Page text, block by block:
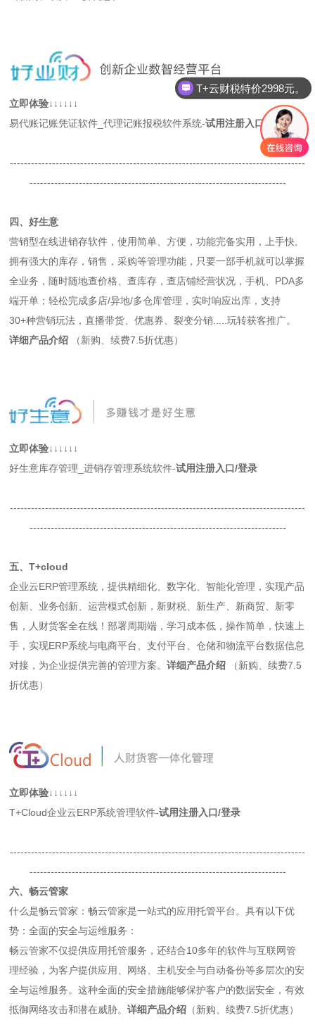
立即体验↓↓↓↓↓↓
易代账记账凭证软件_代理记账报税软件系统-试用注册入口 /登录
------------------------------------------------------------------------------------
-------------------------------------------------------------------------
四、好生意
营销型在线进销存软件，使用简单、方便，功能完备实用，上手快,
拥有强大的库存，销售，采购等管理功能，只要一部手机就可以掌握
全业务，随时随地查价格、查库存，查店铺经营状况，手机、PDA多
端开单；轻松完成多店/异地/多仓库管理，实时响应出库，支持
30+种营销玩法，直播带货、优惠券、裂变分销.....玩转获客推广。
详细产品介绍 （新购、续费7.5折优惠）
立即体验↓↓↓↓↓↓
好生意库存管理_进销存管理系统软件-试用注册入口/登录
------------------------------------------------------------------------------------
-------------------------------------------------------------------------
五、T+cloud
企业云ERP管理系统，提供精细化、数字化、智能化管理，实现产品
创新、业务创新、运营模式创新，新财税、新生产、新商贸、新零
售，人财货客全在线！部署周期端，学习成本低，操作简单，快速上
手，实现ERP系统与电商平台、支付平台、仓储和物流平台数据信息
对接，为企业提供完善的管理方案。详细产品介绍 （新购、续费7.5
折优惠）
立即体验↓↓↓↓↓↓
T+Cloud企业云ERP系统管理软件-试用注册入口/登录
------------------------------------------------------------------------------------
-------------------------------------------------------------------------
六、畅云管家
什么是畅云管家：畅云管家是一站式的应用托管平台。具有以下优
势：全面的安全与运维服务：
畅云管家不仅提供应用托管服务，还结合10多年的软件与互联网管
理经验，为客户提供应用、网络、主机安全与自动备份等多层次的安
全与运维服务。这种全面的安全措施能够保护客户的数据安全，有效
抵御网络攻击和潜在威胁。详细产品介绍 （新购、续费7.5折优惠）
T+云财税特价2998元。